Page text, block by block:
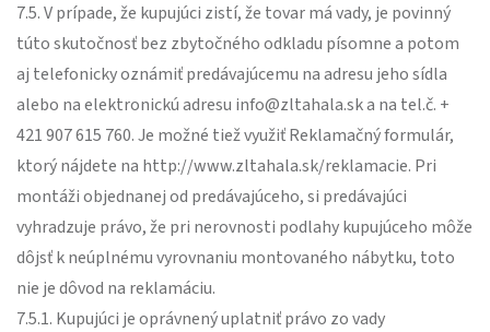
7.5. V prípade, že kupujúci zistí, že tovar má vady, je povinný
túto skutočnosť bez zbytočného odkladu písomne a potom
aj telefonicky oznámiť predávajúcemu na adresu jeho sídla
alebo na elektronickú adresu info@zltahala.sk a na tel.č. +
421 907 615 760. Je možné tiež využiť Reklamačný formulár,
ktorý nájdete na http://www.zltahala.sk/reklamacie. Pri
montáži objednanej od predávajúceho, si predávajúci
vyhradzuje právo, že pri nerovnosti podlahy kupujúceho môže
dôjsť k neúplnému vyrovnaniu montovaného nábytku, toto
nie je dôvod na reklamáciu.
7.5.1. Kupujúci je oprávnený uplatniť právo zo vady